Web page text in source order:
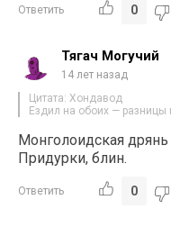
Ответить 0
Тягач Могучий
14 лет назад
Цитата: Хондавод
Ездил на обоих — разницы
Монголоидская
Придурки, блин.
Ответить 0